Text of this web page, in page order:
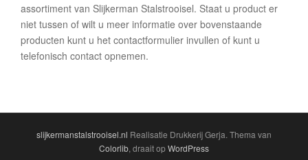
assortiment van Slijkerman Stalstrooisel. Staat u product er
niet tussen of wilt u meer informatie over bovenstaande
producten kunt u het contactformulier invullen of kunt u
telefonisch contact opnemen.
slijkermanstalstrooisel.nl Realisatie Drukkerij Gerja. Thema van
Colorlib, draait opWordPress